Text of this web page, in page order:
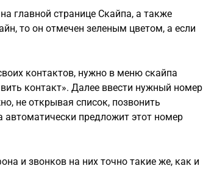
главной странице Скайпа, а также
то он отмечен зеленым цветом, а если
контактов, нужно в меню скайпа
контакт». Далее ввести нужный номер
не открывая список, позвонить
автоматически предложит этот номер
и звонков на них точно такие же, как и